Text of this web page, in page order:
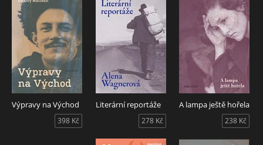
Výpravy na Východ
398 Kč
Literární reportáže
278 Kč
A lampa ještě hořela
238 Kč